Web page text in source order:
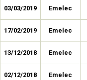
03/03/2019 Emelec
17/02/2019 Emelec
13/12/2018 Emelec
02/12/2018 Emelec